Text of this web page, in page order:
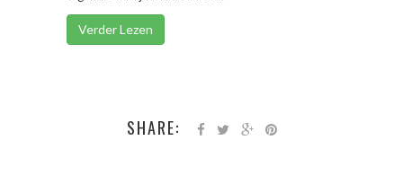
Verder Lezen
SHARE: